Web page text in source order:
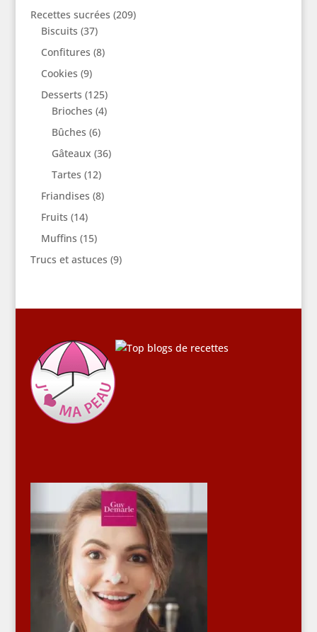
Recettes sucrées (209)
Biscuits (37)
Confitures (8)
Cookies (9)
Desserts (125)
Brioches (4)
Bûches (6)
Gâteaux (36)
Tartes (12)
Friandises (8)
Fruits (14)
Muffins (15)
Trucs et astuces (9)